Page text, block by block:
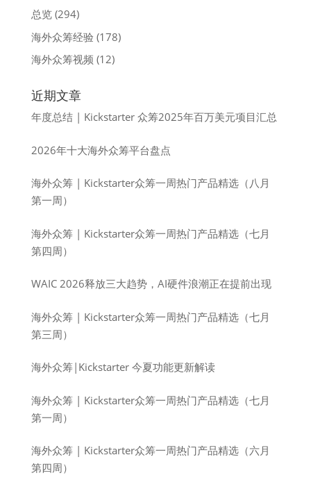
总览(294)
海外众筹经验 (178)
海外众筹视频 (12)
近期文章
年度总结 | Kickstarter 众筹2025年百万美元项目汇总
2026年十大海外众筹平台盘点
海外众筹 | Kickstarter众筹一周热门产品精选（八月
第一周）
海外众筹 | Kickstarter众筹一周热门产品精选（七月
第四周）
WAIC 2026释放三大趋势，AI硬件浪潮正在提前出现
海外众筹 | Kickstarter众筹一周热门产品精选（七月
第三周）
海外众筹|Kickstarter 今夏功能更新解读
海外众筹 | Kickstarter众筹一周热门产品精选（七月
第一周）
海外众筹 | Kickstarter众筹一周热门产品精选（六月
第四周）